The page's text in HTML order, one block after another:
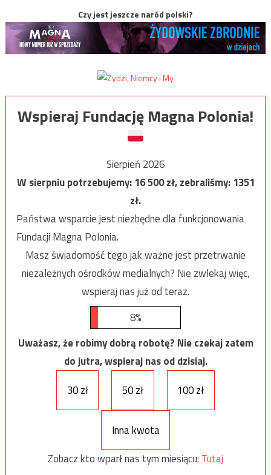
Czy jest jeszcze naród polski?
Wspieraj Fundację Magna Polonia!
Sierpień 2026
W sierpniu potrzebujemy:16 500zł, zebraliśmy:1351
zł.
Państwa wsparcie jest niezbędne dla funkcjonowania
Fundacji Magna Polonia.
Masz świadomość tego jak ważne jest przetrwanie
niezależnych ośrodków medialnych? Nie zwlekaj więc,
wspieraj nas już od teraz.
8%
Uważasz, że robimy dobrą robotę? Nie czekaj zatem
do jutra, wspieraj nas od dzisiaj.
30 zł
50 zł 100 zł
Inna kwota
Zobacz kto wparł nas tym miesiącu: Tutaj